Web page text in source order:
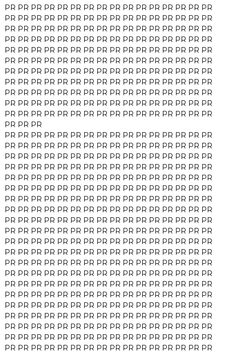
PR PR PR PR PR PR PR PR PR PR PR PR PR PR PR PR
PR PR PR PR PR PR PR PR PR PR PR PR PR PR PR PR
PR PR PR PR PR PR PR PR PR PR PR PR PR PR PR PR
PR PR PR PR PR PR PR PR PR PR PR PR PR PR PR PR
PR PR PR PR PR PR PR PR PR PR PR PR PR PR PR PR
PR PR PR PR PR PR PR PR PR PR PR PR PR PR PR PR
PR PR PR PR PR PR PR PR PR PR PR PR PR PR PR PR
PR PR PR PR PR PR PR PR PR PR PR PR PR PR PR PR
PR PR PR PR PR PR PR PR PR PR PR PR PR PR PR PR
PR PR PR PR PR PR PR PR PR PR PR PR PR PR PR PR
PR PR PR PR PR PR PR PR PR PR PR PR PR PR PR PR
PR PR PR
PR PR PR PR PR PR PR PR PR PR PR PR PR PR PR PR
PR PR PR PR PR PR PR PR PR PR PR PR PR PR PR PR
PR PR PR PR PR PR PR PR PR PR PR PR PR PR PR PR
PR PR PR PR PR PR PR PR PR PR PR PR PR PR PR PR
PR PR PR PR PR PR PR PR PR PR PR PR PR PR PR PR
PR PR PR PR PR PR PR PR PR PR PR PR PR PR PR PR
PR PR PR PR PR PR PR PR PR PR PR PR PR PR PR PR
PR PR PR PR PR PR PR PR PR PR PR PR PR PR PR PR
PR PR PR PR PR PR PR PR PR PR PR PR PR PR PR PR
PR PR PR PR PR PR PR PR PR PR PR PR PR PR PR PR
PR PR PR PR PR PR PR PR PR PR PR PR PR PR PR PR
PR PR PR PR PR PR PR PR PR PR PR PR PR PR PR PR
PR PR PR PR PR PR PR PR PR PR PR PR PR PR PR PR
PR PR PR PR PR PR PR PR PR PR PR PR PR PR PR PR
PR PR PR PR PR PR PR PR PR PR PR PR PR PR PR PR
PR PR PR PR PR PR PR PR PR PR PR PR PR PR PR PR
PR PR PR PR PR PR PR PR PR PR PR PR PR PR PR PR
PR PR PR PR PR PR PR PR PR PR PR PR PR PR PR PR
PR PR PR PR PR PR PR PR PR PR PR PR PR PR PR PR
PR PR PR PR PR PR PR PR PR PR PR PR PR PR PR PR
PR PR PR PR PR PR PR PR PR PR PR PR PR PR PR PR